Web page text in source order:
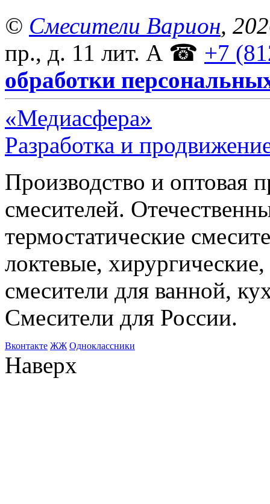
© Смесители Варион,
пр., д. 11 лит. А ☎ +7
обработки
«Медиасфера»
Разработка и
Производство и оптовая
смесителей.
термостатические
локтевые,
смесители для ванной,
Смесители для России.
Bконтакте ЖЖ Одноклассники
Наверх